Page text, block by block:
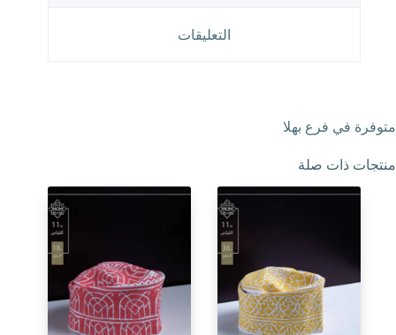
التعليقات
متوفرة في فرع بهلا
منتجات ذات صلة